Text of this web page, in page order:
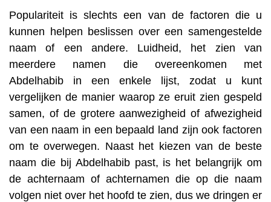
Populariteit is slechts een van de factoren die u
kunnen helpen beslissen over een samengestelde
naam of een andere. Luidheid, het zien van
meerdere namen die overeenkomen met
Abdelhabib in een enkele lijst, zodat u kunt
vergelijken de manier waarop ze eruit zien gespeld
samen, of de grotere aanwezigheid of afwezigheid
van een naam in een bepaald land zijn ook factoren
om te overwegen. Naast het kiezen van de beste
naam die bij Abdelhabib past, is het belangrijk om
de achternaam of achternamen die op die naam
volgen niet over het hoofd te zien, dus we dringen er